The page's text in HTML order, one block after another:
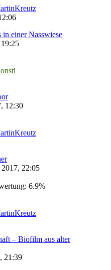
in einer Nasswiese
12:30
22:05
6.9%
– Biofilm aus alter
21:39